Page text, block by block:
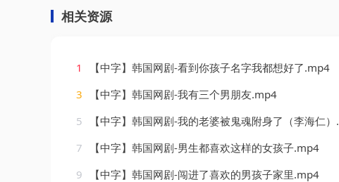
相关资源
1 【中字】韩国网剧-看到你孩子名字我都想好了.mp4
3
【中字】韩国网剧-我有三个男朋友.mp4
5
【中字】韩国网剧-我的老婆被鬼魂附身了（李海仁）.mp4
7
【中字】韩国网剧-男生都喜欢这样的女孩子.mp4
9
【中字】韩国网剧-闯进了喜欢的男孩子家里.mp4